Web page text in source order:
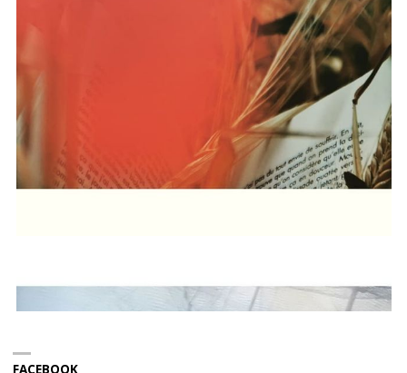
FACEBOOK